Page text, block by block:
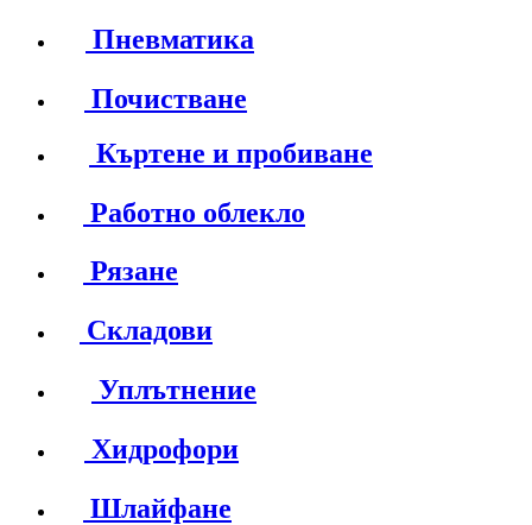
Пневматика
Почистване
Къртене и пробиване
Работно облекло
Рязане
Складови
Уплътнение
Хидрофори
Шлайфане